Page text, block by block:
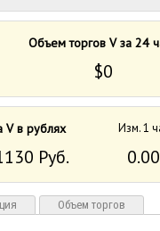
Объем торгов V за 24
$0
V в рублях Изм. 1
Руб. 0.00
Объем торгов